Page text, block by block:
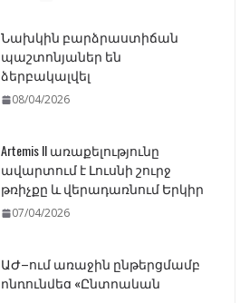
Նախկին բարձրաստիճան
պաշտոնյաներ են
ձերբակալվել
08/04/2026
Artemis II առաքելությունը
ավարտում է Լուսնի շուրջ
թռիչքը և վերադառնում Երկիր
07/04/2026
ԱԺ–ում առաջին ընթերցմամբ
ընդունվեց «Ընտրական